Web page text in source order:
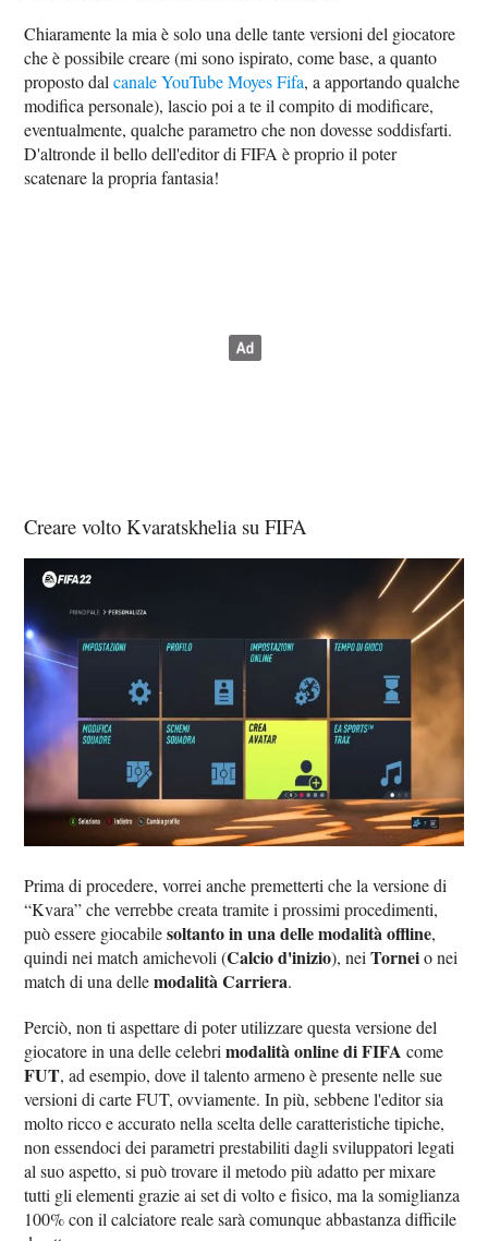
Chiaramente la mia è solo una delle tante versioni del giocatore
che è possibile creare (mi sono ispirato, come base, a quanto
proposto dalcanale YouTube Moyes Fifa, a apportando qualche
modifica personale), lascio poi a te il compito di modificare,
eventualmente, qualche parametro che non dovesse soddisfarti.
D'altronde il bello dell'editor di FIFA è proprio il poter
scatenare la propria fantasia!
Creare volto Kvaratskhelia su FIFA
Prima di procedere, vorrei anche premetterti che la versione di
“Kvara” che verrebbe creata tramite i prossimi procedimenti,
può essere giocabilesoltanto in una delle modalità offline,
quindi nei match amichevoli (Calcio d'inizio), neiTorneio nei
match di una dellemodalità Carriera.
Perciò, non ti aspettare di poter utilizzare questa versione del
giocatore in una delle celebrimodalità online di FIFA come
FUT, ad esempio, dove il talento armeno è presente nelle sue
versioni di carte FUT, ovviamente. In più, sebbene l'editor sia
molto ricco e accurato nella scelta delle caratteristiche tipiche,
non essendoci dei parametri prestabiliti dagli sviluppatori legati
al suo aspetto, si può trovare il metodo più adatto per mixare
tutti gli elementi grazie ai set di volto e fisico, ma la somiglianza
100% con il calciatore reale sarà comunque abbastanza difficile